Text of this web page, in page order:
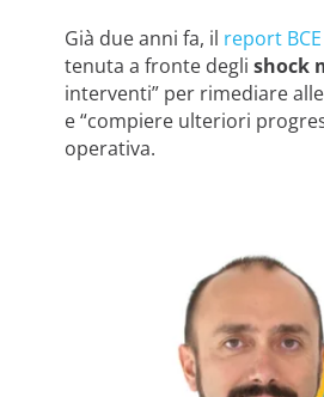
Già due anni fa, il report
tenuta a fronte degli shock
interventi” per rimediare
e “compiere ulteriori
operativa.